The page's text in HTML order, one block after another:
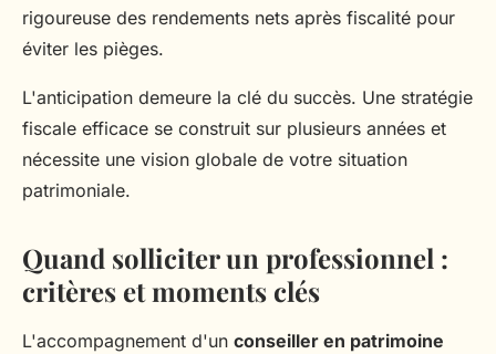
rigoureuse des rendements nets après fiscalité pour
éviter les pièges.
L'anticipation demeure la clé du succès. Une stratégie
fiscale efficace se construit sur plusieurs années et
nécessite une vision globale de votre situation
patrimoniale.
Quand solliciter un professionnel :
critères et moments clés
L'accompagnement d'un conseiller en patrimoine